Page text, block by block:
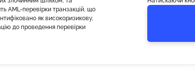
AML-перевірки транзакцій, що
як високоризикову,
до проведення перевірки